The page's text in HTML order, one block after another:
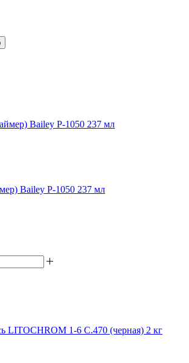
Bailey P-1050 237 мл